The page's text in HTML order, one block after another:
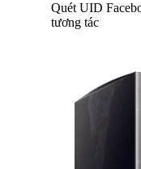
Quét UID
tương tác